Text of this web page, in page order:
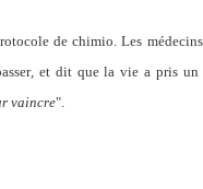
de chimio. Les
,et dit que la vie a pris un
vaincre".